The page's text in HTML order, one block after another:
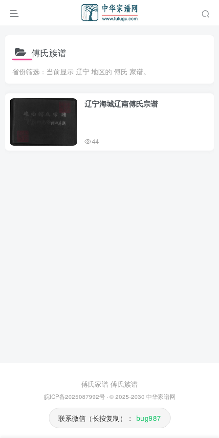
傅氏族谱
省份筛选：当前显示 辽宁 地区的 傅氏 家谱。
辽宁海城辽南傅氏宗谱
44
傅氏家谱 傅氏族谱
皖ICP备2025087992号· © 2025-2030 中华家谱网
联系微信（长按复制）： bug987